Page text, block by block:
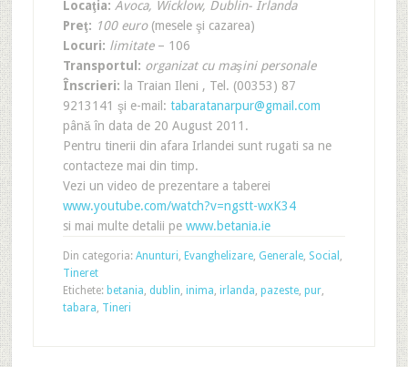
Locaţia: Avoca, Wicklow, Dublin- Irlanda
Preţ: 100 euro(mesele şi cazarea)
Locuri: limitate – 106
Transportul: organizat cu maşini personale
Înscrieri: la Traian Ileni , Tel. (00353) 87
9213141 şi e-mail: tabaratanarpur@gmail.com
până în data de 20 August 2011.
Pentru tinerii din afara Irlandei sunt rugati sa ne
contacteze mai din timp.
Vezi un video de prezentare a taberei
www.youtube.com/watch?v=ngstt-wxK34
si mai multe detalii pe www.betania.ie
Din categoria: Anunturi, Evanghelizare, Generale, Social ,
Tineret
Etichete: betania, dublin, inima, irlanda, pazeste, pur,
tabara, Tineri